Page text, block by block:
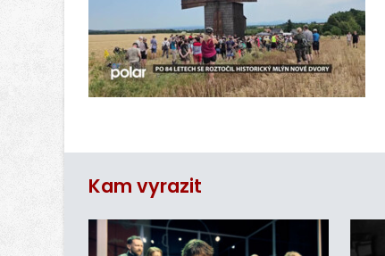
Kam vyrazit